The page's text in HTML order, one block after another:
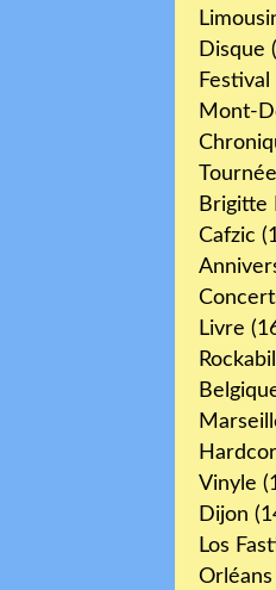
Disque
Festival
Mont-
Tournée
Brigitte
Cafzic
Livre
Vinyle
Dijon
Los
Orléans